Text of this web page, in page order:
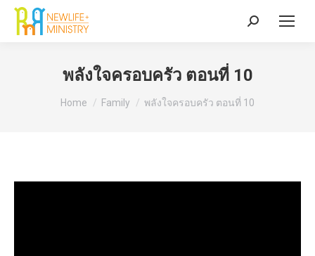
Search:
พลังใจครอบครัว ตอนที่ 10
You are here:
Home Family พลังใจครอบครัว ตอนที่ 10